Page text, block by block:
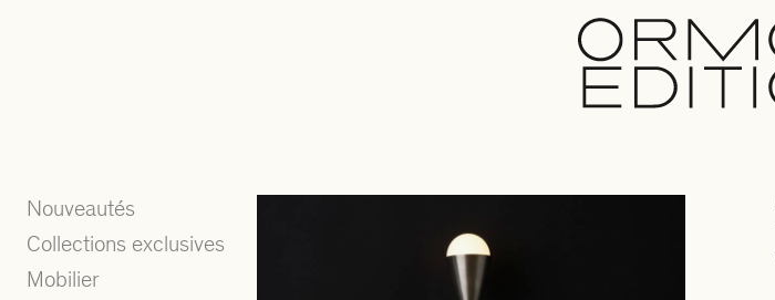
Nouveautés
Collections exclusives
Mobilier